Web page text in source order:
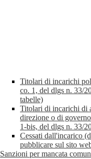
Titolari di incarichi
co. 1, del dlgs n. 33/
tabelle)
Titolari di incarichi di
direzione o di
1-bis, del dlgs n. 33/
Cessati dall'incarico
pubblicare sul sito
Sanzioni per mancata